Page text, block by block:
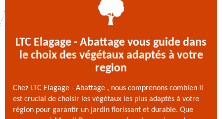
LTC Elagage - Abattage vous guide dans
le choix des végétaux adaptés à votre
region
Chez LTC Elagage - Abattage , nous comprenons combien il
est crucial de choisir les végétaux les plus adaptés à votre
région pour garantir un jardin florissant et durable. Que